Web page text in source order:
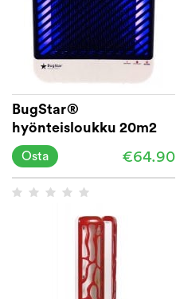
BugStar®
hyönteisloukku 20m2
€64.90
Osta